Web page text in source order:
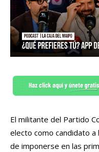
El militante del Partido
electo como candidato a
de imponerse en las